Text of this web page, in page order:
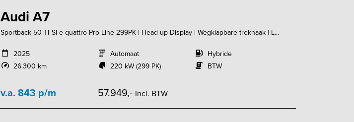
Audi A7
Sportback 50 TFSI e quattro Pro Line 299PK | Head up Display | Wegklapbare trekhaak | L...
2025
26.300 km
Automaat
220 kW (299 PK)
Hybride
BTW
v.a. 843 p/m 57.949,- Incl. BTW